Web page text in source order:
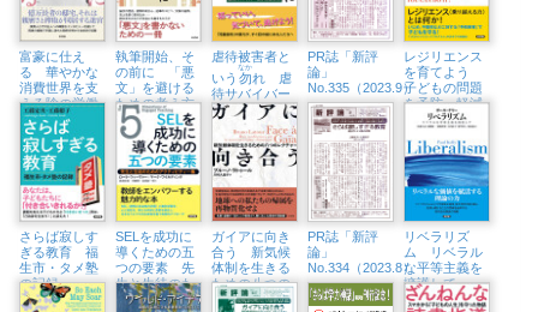
富豪に仕え
る 華やかな
消費世界を支
える陰の労働
者たち
執筆開始、そ
の前に 「悪
文」を避ける
ための考え方
虐待被害者と
いう 勿
なか
れ 虐
待サバイバー
という生き方
PR誌「新評
論」
No.335（2023.9）
レジリエンス
を育てよう
子どもの問題
を予防・軽減
するYOU CAN
さらば寂しす
ぎる教育 福
生市・タメ塾
の記録
SELを成功に
導くための五
つの要素 先
生と生徒のた
めのアクティ
ガイアに向き
合う 新気候
体制を生きる
ための八つの
レクチャー
PR誌「新評
論」
No.334（2023.8）
リベラリズ
ム リベラル
な平等主義を
擁護して